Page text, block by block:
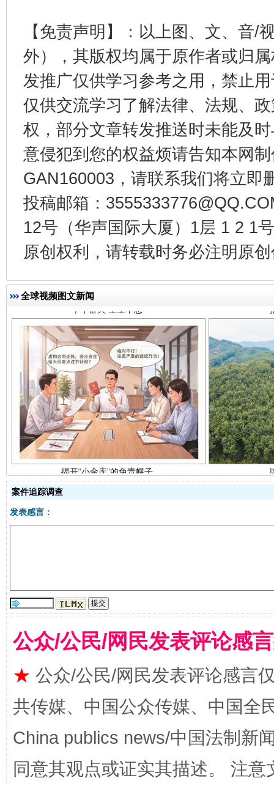
【免责声明】：以上图、文、音/
外），其版权均属于原作者或归
发推广仅供学习参考之用，禁止
仅供交流学习了解法律、法规、
权，部分文章转发推送时未能及
意侵犯到您的权益烦请告知本网
GAN160003，请联系我们将立即
投稿邮箱：
12号（华声国际大厦）1层 1 2 1
原创权利，请转载时务必注明原
全球视频图文新闻
东山县通报“牛蛙产品抗生素超标问题” 法
千年窑火 生生不息
揭开“小金库”的免责幌子
案件追踪调查
发表感言：
公众/公民/网民发表评论感
★ 公众/公民/网民发表评论感言
共传媒、中国公众传媒、中国全
China publics news/中国法制新
同意其观点或证实其描述。 注